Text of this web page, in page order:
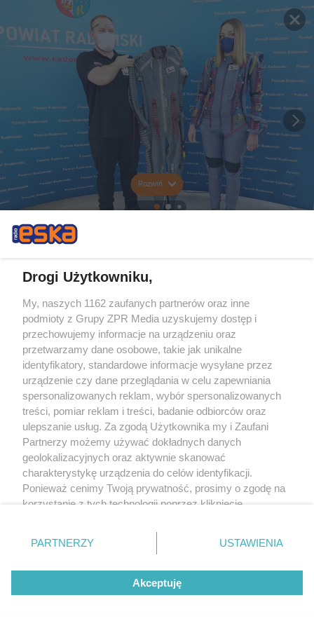
Rozwiń
Drogi Użytkowniku,
My, naszych 1162 zaufanych partnerów oraz inne
podmioty z Grupy ZPR Media uzyskujemy dostęp i
przechowujemy informacje na urządzeniu oraz
przetwarzamy dane osobowe, takie jak unikalne
identyfikatory, standardowe informacje wysyłane przez
urządzenie czy dane przeglądania w celu zapewniania
spersonalizowanych reklam, wybór spersonalizowanych
treści, pomiar reklam i treści, badanie odbiorców oraz
ulepszanie usług. Za zgodą Użytkownika my i Zaufani
Partnerzy możemy używać dokładnych danych
geolokalizacyjnych oraz aktywnie skanować
charakterystykę urządzenia do celów identyfikacji.
Ponieważ cenimy Twoją prywatność, prosimy o zgodę na
korzystanie z tych technologii poprzez kliknięcie
zmienić/wycofać klikając przycisk ustawień prywatności
znajdujący się w lewym dolnym rogu strony
rodzaje przetwarzania danych nie wymagają zgody
użytkownika, ale masz prawo sprzeciwić się takiemu
przetwarzaniu. Preferencje będą miały zastosowanie tylko
PARTNERZY USTAWIENIA
Akceptuję